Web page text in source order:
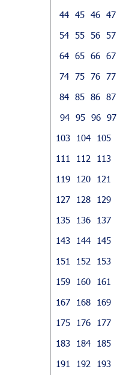
44 45 46 47
54 55 56 57
64 65 66 67
74 75 76 77
84 85 86 87
94 95 96 97
103
104 105
111
112 113
119
120 121
127
128 129
135
136 137
143
144 145
151
152 153
159
160 161
167
168 169
175
176 177
183
184 185
191
192 193